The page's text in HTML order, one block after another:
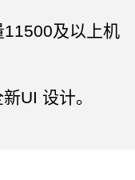
及以上机
UI 设计。